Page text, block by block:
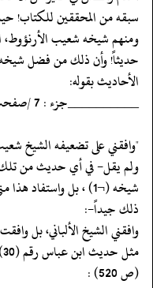
سبقه من المحققين للكتاب!
حديثاً! وأن ذلك من فضل
الأحاديث بقوله:
‏‏‏‏__________جزء : 7 /صفحہ : 481__________
‏‏‏‏"وافقني على تضعيفه الشيخ
‏‏‏‏ولم يقل- في أي حديث من
شيخه (¬1) ، بل
ذلك جيداً-:
‏‏‏‏وافقني الشيخ الألباني، بل
(ص 520) :